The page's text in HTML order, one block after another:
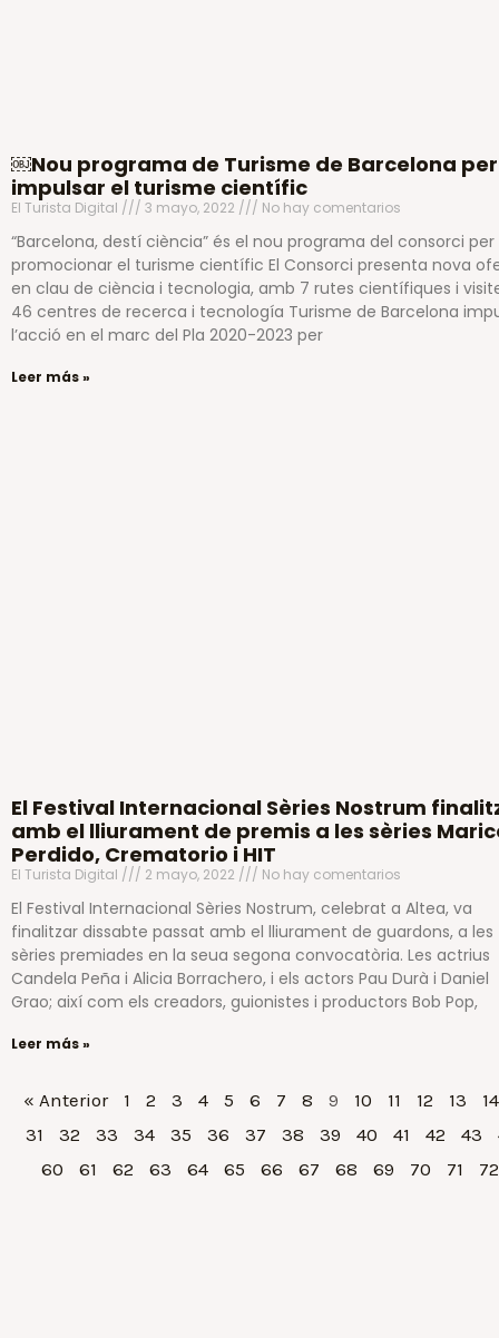
￼Nou programa de Turisme de Barcelona per
impulsar el turisme científic
El Turista Digital 3 mayo, 2022 No hay comentarios
“Barcelona, destí ciència” és el nou programa del consorci per
promocionar el turisme científic El Consorci presenta nova
en clau de ciència i tecnologia, amb 7 rutes científiques i
46 centres de recerca i tecnología Turisme de Barcelona
l’acció en el marc del Pla 2020-2023 per
Leer más »
El Festival Internacional Sèries Nostrum
amb el lliurament de premis a les sèries
Perdido, Crematorio i HIT
El Turista Digital 2 mayo, 2022 No hay comentarios
El Festival Internacional Sèries Nostrum, celebrat a Altea, va
finalitzar dissabte passat amb el lliurament de guardons, a les
sèries premiades en la seua segona convocatòria. Les actrius
Candela Peña i Alicia Borrachero, i els actors Pau Durà i Daniel
Grao; així com els creadors, guionistes i productors Bob Pop,
Leer más »
« Anterior 1 2 3 4 5 6 7 8 9 10 11 12 13
14
31
32 33 34 35 36 37 38 39 40 41 42 43
60
61 62 63 64 65 66 67 68 69 70 71 72